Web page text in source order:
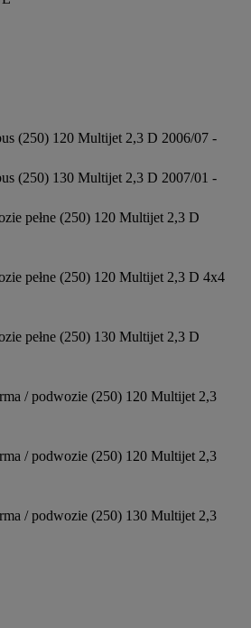
(250) 120 Multijet 2,3 D 2006/07 -
(250) 130 Multijet 2,3 D 2007/01 -
pełne (250) 120 Multijet 2,3 D
pełne (250) 120 Multijet 2,3 D 4x4
pełne (250) 130 Multijet 2,3 D
/ podwozie (250) 120 Multijet 2,3
/ podwozie (250) 120 Multijet 2,3
/ podwozie (250) 130 Multijet 2,3